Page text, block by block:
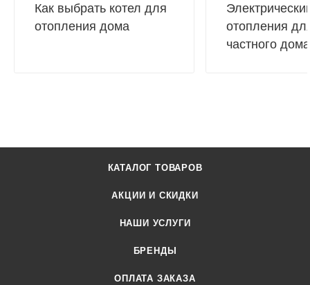
Как выбрать котел для
отопления дома
отопления
частного дома
КАТАЛОГ ТОВАРОВ
АКЦИИ И СКИДКИ
НАШИ УСЛУГИ
БРЕНДЫ
ОПЛАТА ЗАКАЗА